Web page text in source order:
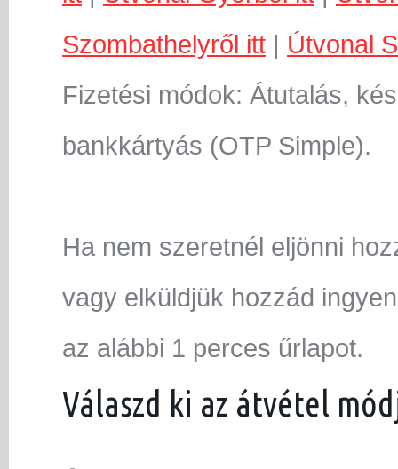
Szombathelyről itt | Útvonal
Fizetési módok: Átutalás,
bankkártyás (OTP Simple).
Ha nem szeretnél eljönni
vagy elküldjük hozzád
az alábbi 1 perces űrlapot.
Válaszd ki az átvétel